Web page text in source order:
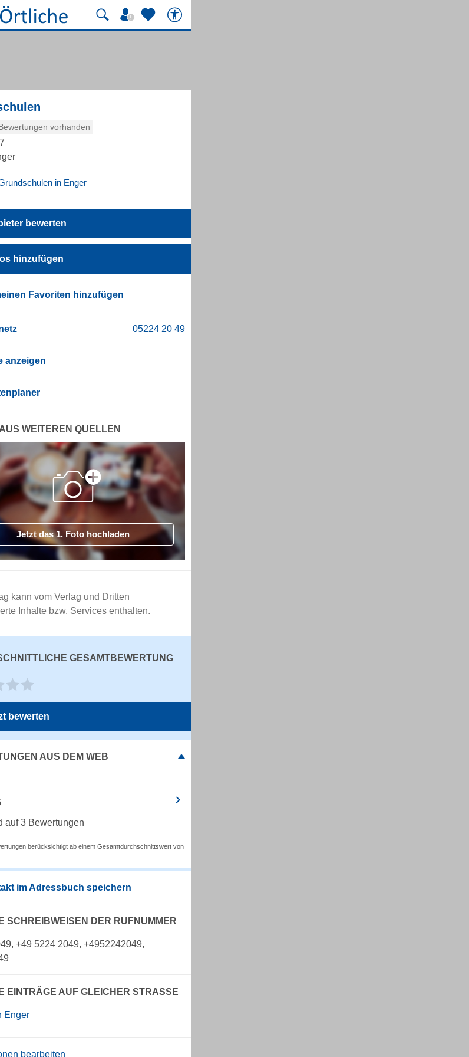
vorhanden
in Enger
bewerten
hinzufügen
Favoriten hinzufügen
anzeigen
WEITEREN QUELLEN
Jetzt das 1. Foto hochladen
kann vom Verlag und Dritten
Inhalte bzw. Services enthalten.
GESAMTBEWERTUNG
bewerten
AUS DEM WEB
auf 3 Bewertungen
berücksichtigt ab einem Gesamtdurchschnittswert von
im Adressbuch speichern
SCHREIBWEISEN DER RUFNUMMER
+49 5224 2049, +4952242049,
EINTRÄGE AUF GLEICHER STRASSE
Enger
bearbeiten